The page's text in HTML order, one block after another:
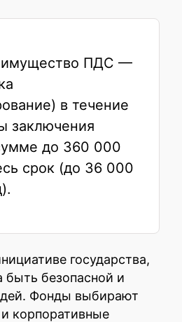
ПДС —
в течение
заключения
до 360 000
срок (до 36 000
государства,
быть безопасной и
Фонды выбирают
корпоративные